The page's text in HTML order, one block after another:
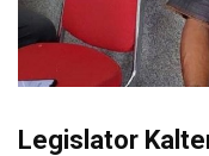
Legislator